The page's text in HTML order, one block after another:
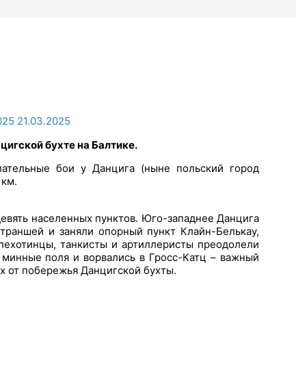
21.03.2025
бухтена Балтике.
бои у Данцига (ныне польский город
населенных пунктов. Юго-западнее Данцига
и заняли опорный пункт Клайн-Белькау,
танкисты и артиллеристы преодолели
поля и ворвались в Гросс-Катц – важный
от побережья Данцигской бухты.